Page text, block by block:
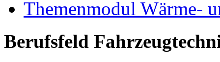
Themenmodul Wärme-
Berufsfeld